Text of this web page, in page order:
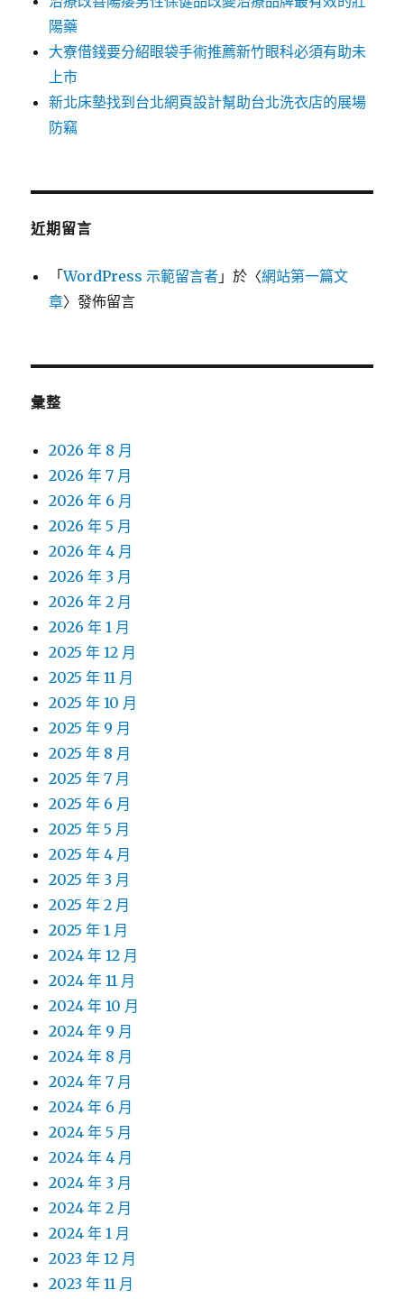
陽藥
大寮借錢要分紹眼袋手術推薦新竹眼科必須有助未
上市
新北床墊找到台北網頁設計幫助台北洗衣店的展場
防竊
近期留言
「WordPress 示範留言者 」於〈網站第一篇文
章〉發佈留言
彙整
2026 年 8 月
2026 年 7 月
2026 年 6 月
2026 年 5 月
2026 年 4 月
2026 年 3 月
2026 年 2 月
2026 年 1 月
2025 年 12 月
2025 年 11 月
2025 年 10 月
2025 年 9 月
2025 年 8 月
2025 年 7 月
2025 年 6 月
2025 年 5 月
2025 年 4 月
2025 年 3 月
2025 年 2 月
2025 年 1 月
2024 年 12 月
2024 年 11 月
2024 年 10 月
2024 年 9 月
2024 年 8 月
2024 年 7 月
2024 年 6 月
2024 年 5 月
2024 年 4 月
2024 年 3 月
2024 年 2 月
2024 年 1 月
2023 年 12 月
2023 年 11 月